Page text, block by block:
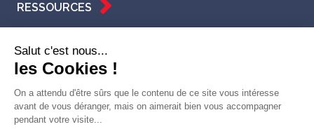
RESSOURCES
Réalisations
ESPACE CLIENT
Salut c'est nous...
les Cookies !
On a attendu d'être sûrs que le contenu de ce site vous intéresse
avant de vous déranger, mais on aimerait bien vous accompagner
pendant votre visite...